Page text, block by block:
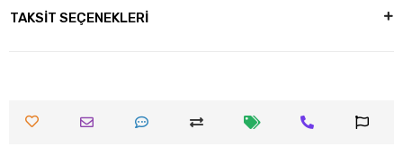
TAKSİT SEÇENEKLERİ